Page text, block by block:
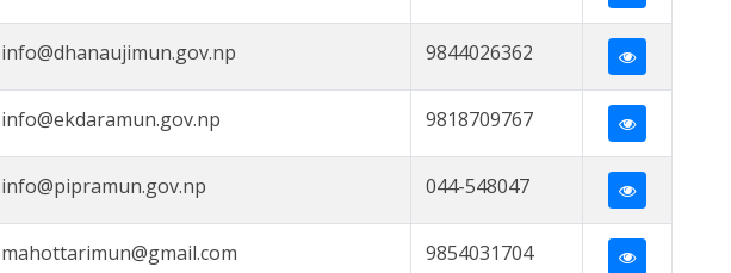
info@dhanaujimun.gov.np 9844026362
info@ekdaramun.gov.np 9818709767
info@pipramun.gov.np 044-548047
mahottarimun@gmail.com 9854031704